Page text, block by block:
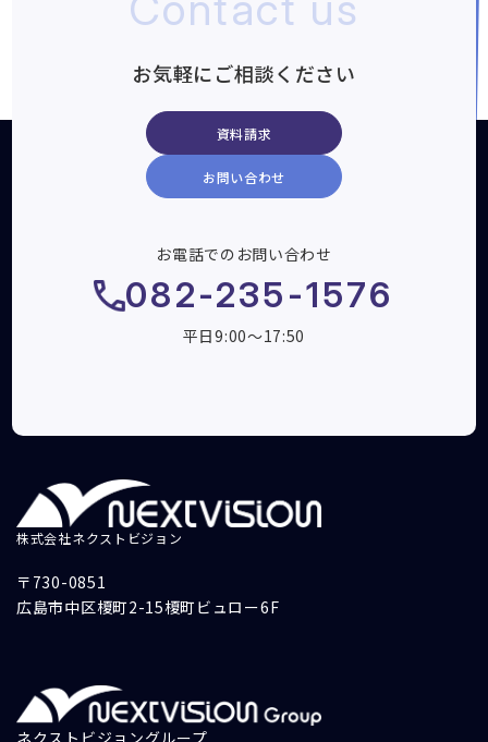
お気軽にご相談ください
資料請求
お問い合わせ
お電話でのお問い合わせ
082-235-1576
平日9:00～17:50
株式会社ネクストビジョン
〒730-0851
広島市中区榎町2-15榎町ビュロー6F